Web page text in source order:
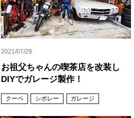
2021/07/29
お祖父ちゃんの喫茶店を改装し
DIYでガレージ製作！
クーペ シボレー ガレージ